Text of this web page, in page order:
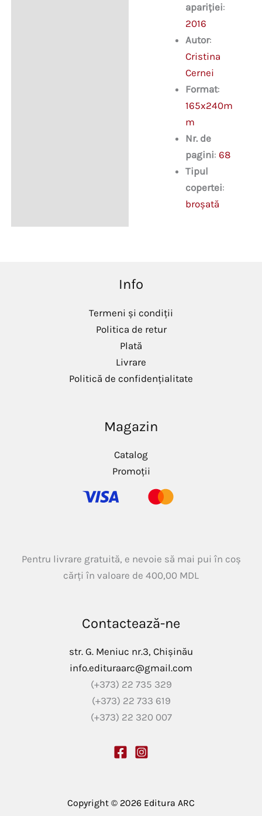
apariției:
2016
Autor:
Cristina
Cernei
Format:
165x240m
m
Nr. de
pagini: 68
Tipul
copertei:
broşată
Info
Termeni și condiții
Politica de retur
Plată
Livrare
Politică de confidențialitate
Magazin
Catalog
Promoții
Pentru livrare gratuită, e nevoie să mai pui în coș
cărți în valoare de 400,00 MDL
Contactează-ne
str. G. Meniuc nr.3, Chișinău
info.edituraarc@gmail.com
(+373) 22 735 329
(+373) 22 733 619
(+373) 22 320 007
Copyright © 2026 Editura ARC